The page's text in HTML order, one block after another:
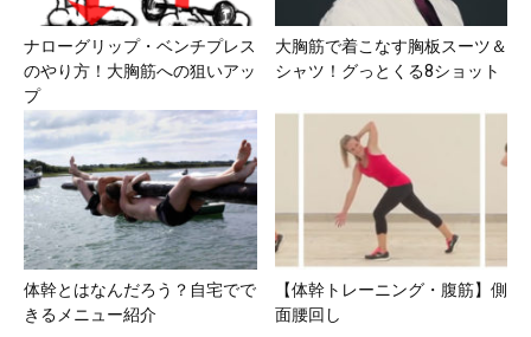
ナローグリップ・ベンチプレス
のやり方！大胸筋への狙いアッ
プ
大胸筋で着こなす胸板スーツ＆
シャツ！グっとくる8ショット
体幹とはなんだろう？自宅でで
きるメニュー紹介
【体幹トレーニング・腹筋】側
面腰回し